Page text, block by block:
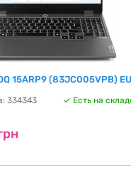
15ARP9 (83JC005VPB) EU
334343 Есть на